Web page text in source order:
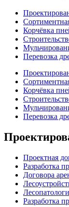
Корчёвка
Перевозка
Корчёвка
Перевозка
Проектная
Разработка
Договора
Разработка